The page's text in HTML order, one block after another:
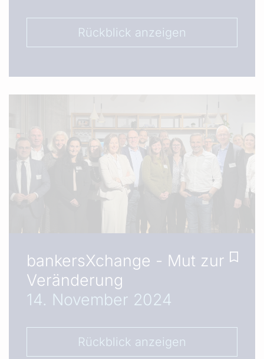
Rückblick anzeigen
bankersXchange - Mut zur
Veränderung
14. November 2024
Rückblick anzeigen